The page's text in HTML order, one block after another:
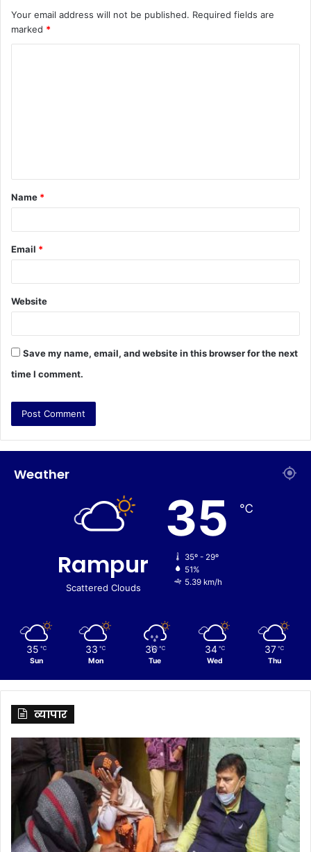
Your email address will not be published. Required fields are
marked *
t
*
Name *
Email *
Website
Save my name, email, and website in this browser for the next
time I comment.
Weather
Rampur
Scattered Clouds
35 ℃
35º - 29º
51%
5.39 km/h
35 ℃
Sun
33 ℃
Mon
36 ℃
Tue
34 ℃
Wed
37 ℃
Thu
व्यापार